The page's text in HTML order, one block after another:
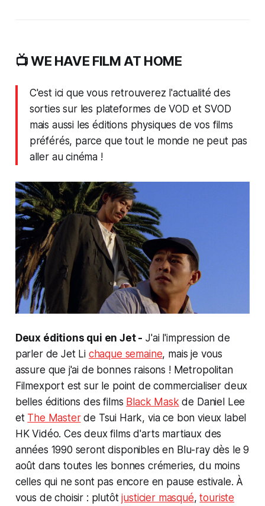
📺 WE HAVE FILM AT HOME
C'est ici que vous retrouverez l'actualité des
sorties sur les plateformes de VOD et SVOD
mais aussi les éditions physiques de vos films
préférés, parce que tout le monde ne peut pas
aller au cinéma !
Deux éditions qui en Jet - J'ai l'impression de
parler de Jet Li chaque semaine, mais je vous
assure que j'ai de bonnes raisons ! Metropolitan
Filmexport est sur le point de commercialiser deux
belles éditions des films Black Mask de Daniel Lee
et The Masterde Tsui Hark, via ce bon vieux label
HK Vidéo. Ces deux films d'arts martiaux des
années 1990 seront disponibles en Blu-ray dès le 9
août dans toutes les bonnes crémeries, du moins
celles qui ne sont pas encore en pause estivale. À
vous de choisir : plutôtjusticier masqué,touriste